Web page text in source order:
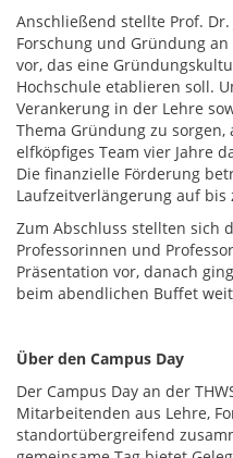
Anschließend stellte Prof.
Forschung und Gründung an
vor, das eine
Hochschule etablieren soll.
Verankerung in der Lehre
Thema Gründung zu
elfköpfiges Team vier Jahre
Die finanzielle Förderung
Laufzeitverlängerung auf bis
Zum Abschluss stellten sich
Professorinnen und
Präsentation vor, danach
beim abendlichen Buffet
Über den Campus Day
Der Campus Day an der
Mitarbeitenden aus Lehre,
standortübergreifend